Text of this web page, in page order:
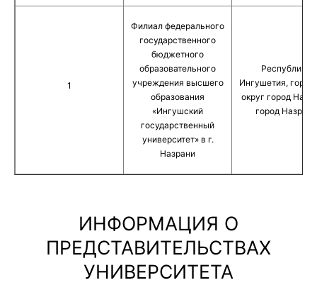
1
Филиал федерального
государственного
бюджетного
образовательного
учреждения высшего
образования
«Ингушский
государственный
университет» в г.
Назрани
Республика
Ингушетия,
округ город
город Назрань
ИНФОРМАЦИЯ О
ПРЕДСТАВИТЕЛЬСТВАХ
УНИВЕРСИТЕТА